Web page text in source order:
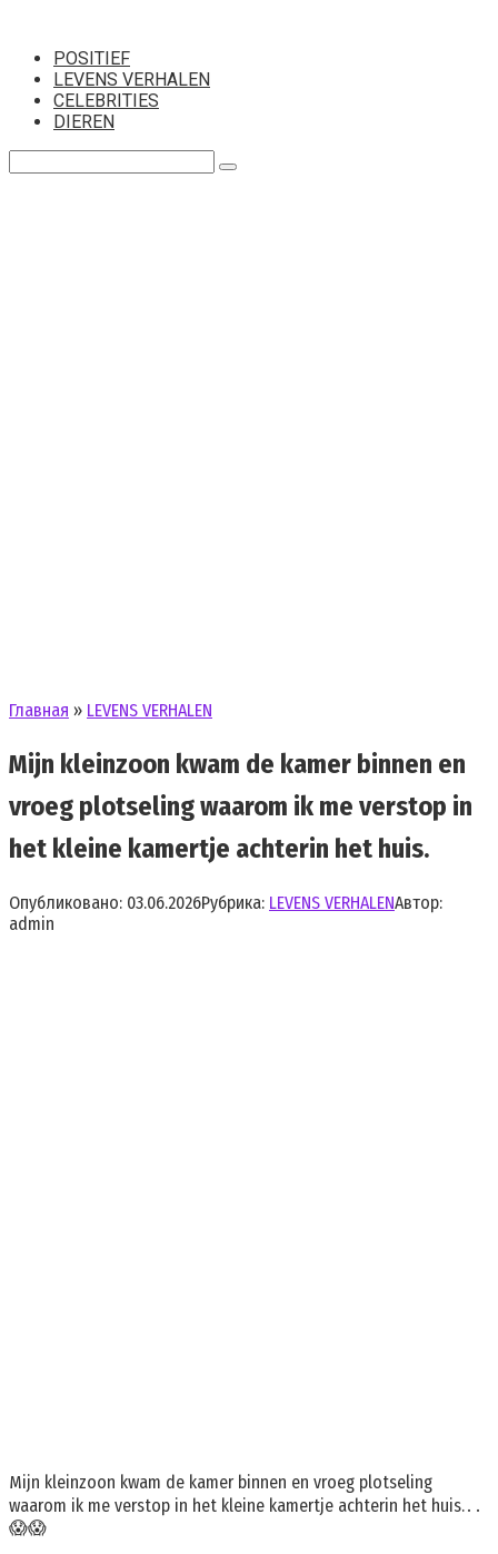
контентуPOSITIEF
LEVENS VERHALEN
CELEBRITIES
DIEREN
Главная » LEVENS VERHALEN
Mijn kleinzoon kwam de kamer binnen en
vroeg plotseling waarom ik me verstop in
het kleine kamertje achterin het huis.
Опубликовано: 03.06.2026Рубрика: LEVENS VERHALENАвтор:
admin
Mijn kleinzoon kwam de kamer binnen en vroeg plotseling
waarom ik me verstop in het kleine kamertje achterin het huis.․․
😱😱